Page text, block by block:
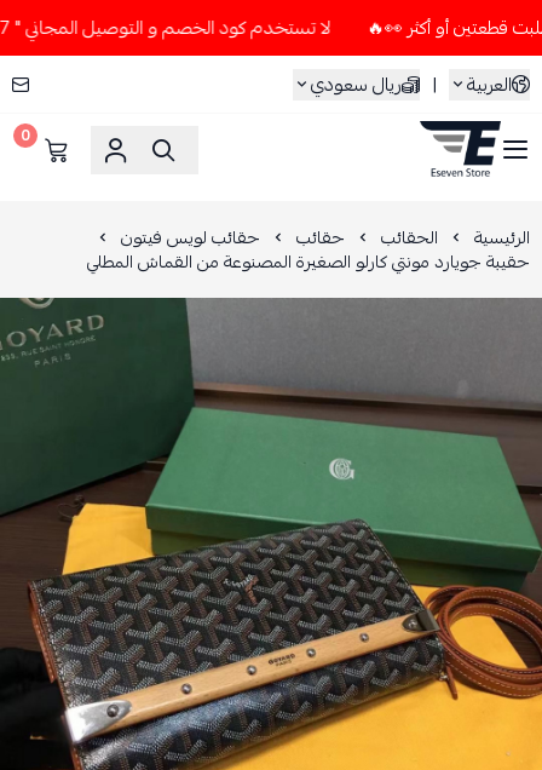
لا تستخدم كود الخصم و التوصيل المجاني " N7 " إلا إذا طلبت قطعتين أو أكثر 👀🔥
العربية
| ريال سعودي
ESEVEN STORE
0
الرئيسية الحقائب حقائب حقائب لويس فيتون
حقيبة جويارد مونتي كارلو الصغيرة المصنوعة من القماش المطلي